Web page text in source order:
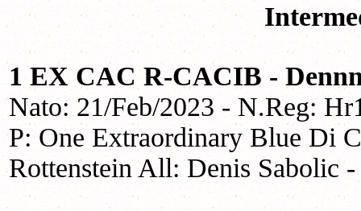
1 EX CAC R-CACIB -
Nato: 21/Feb/2023 - N.Reg:
P: One Extraordinary Blue Di
Rottenstein All: Denis Sabolic